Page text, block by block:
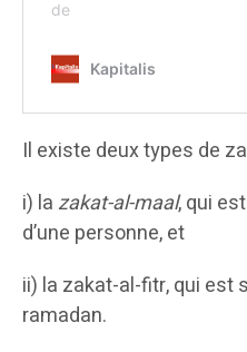
Il existe deux types de
i) la zakat-al-maal, qui
d’une personne, et
ii) la zakat-al-fitr, qui est
ramadan.